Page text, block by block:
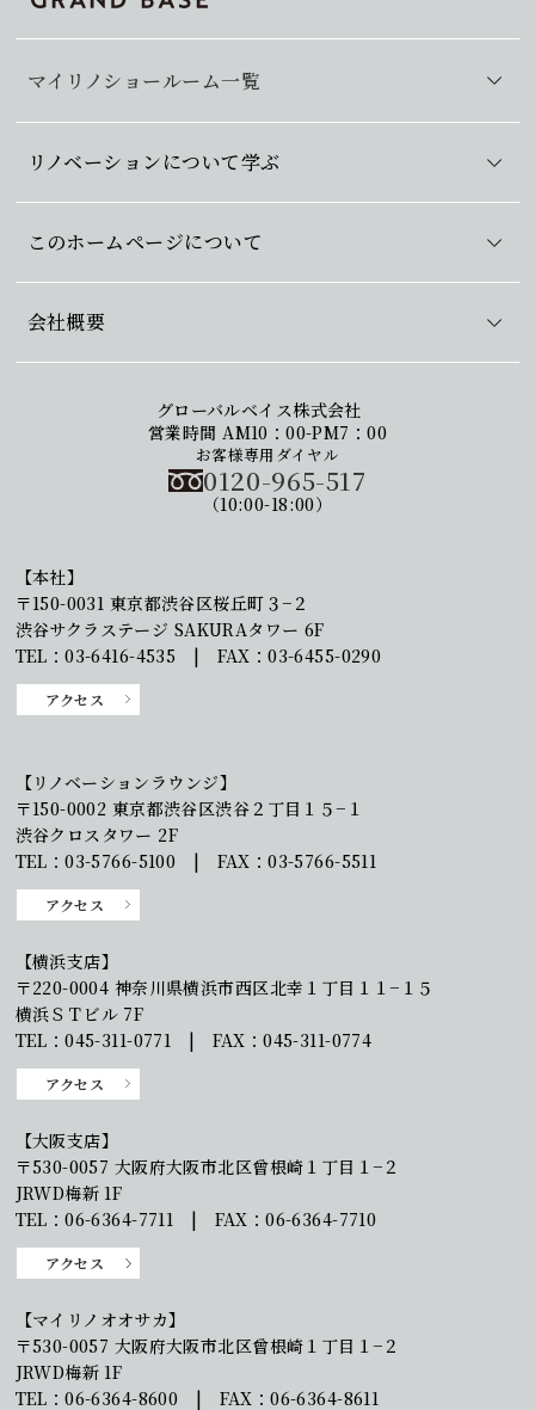
マイリノショールーム一覧
リノベーションについて学ぶ
このホームページについて
会社概要
グローバルベイス株式会社
営業時間 AM10：00-PM7：00
お客様専用ダイヤル
0120-965-517
（10:00-18:00）
【本社】
〒150-0031 東京都渋谷区桜丘町３−２
渋谷サクラステージ SAKURAタワー 6F
TEL：03-6416-4535 | FAX：03-6455-0290
アクセス
【リノベーションラウンジ】
〒150-0002 東京都渋谷区渋谷２丁目１５−１
渋谷クロスタワー 2F
TEL：03-5766-5100 | FAX：03-5766-5511
アクセス
【横浜支店】
〒220-0004 神奈川県横浜市西区北幸１丁目１１−１５
横浜ＳＴビル 7F
TEL：045-311-0771 | FAX：045-311-0774
アクセス
【大阪支店】
〒530-0057 大阪府大阪市北区曾根崎１丁目１−２
JRWD梅新 1F
TEL：06-6364-7711 | FAX：06-6364-7710
アクセス
【マイリノオオサカ】
〒530-0057 大阪府大阪市北区曾根崎１丁目１−２
JRWD梅新 1F
TEL：06-6364-8600 | FAX：06-6364-8611